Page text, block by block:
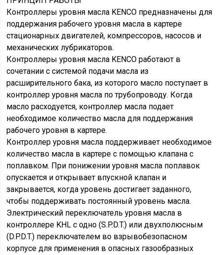
Контроллеры уровня масла KENCO предназначены для
поддержания рабочего уровня масла в картере
стационарных двигателей, компрессоров, насосов и
механических лубрикаторов.
Контроллеры уровня масла KENCO работают в
сочетании с системой подачи масла из
расширительного бака, из которого масло поступает в
контроллер уровня масла по трубопроводу. Когда
масло расходуется, контроллер масла подает
необходимое количество масла для поддержания
рабочего уровня в картере.
Контроллер уровня масла поддерживает необходимое
количество масла в картере с помощью клапана с
поплавком. При понижении уровня масла поплавок
опускается и открывает впускной клапан и
закрывается, когда уровень достигает заданного,
чтобы поддерживать постоянный уровень масла.
Электрический переключатель уровня масла в
контроллере KHL c одно (S.P.D.T.) или двухполюсным
(D.P.D.T.) переключателем во взрывобезопасном
корпусе для применения в опасных газообразных